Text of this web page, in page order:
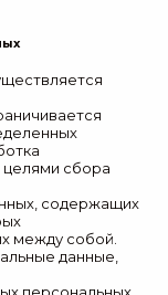
целями сбора
содержащих
между собой.
данные,
персональных